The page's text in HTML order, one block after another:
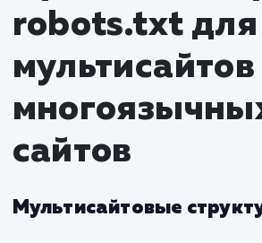
их избежать
Примеры
проблем с файлом
Слишком широкая
негативно сказаться на